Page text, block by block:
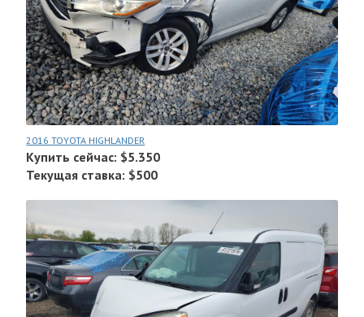
2016 TOYOTA HIGHLANDER
Купить сейчас: $5.350
Текущая ставка: $500